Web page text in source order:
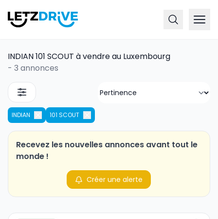
INDIAN 101 SCOUT à vendre au Luxembourg
- 3 annonces
INDIAN 101 SCOUT
Recevez les nouvelles annonces avant tout le
monde !
Créer une alerte